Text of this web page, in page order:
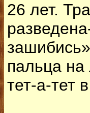
26 лет.
пальца
тет-а-тет